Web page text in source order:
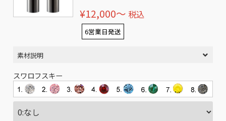
¥12,000〜 税込
6営業日発送
素材説明
スワロフスキー